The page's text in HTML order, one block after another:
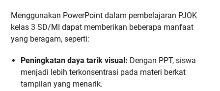
Menggunakan PowerPoint dalam pembelajaran PJOK
kelas 3 SD/MI dapat memberikan beberapa manfaat
yang beragam, seperti:
Peningkatan daya tarik visual: Dengan PPT, siswa
menjadi lebih terkonsentrasi pada materi berkat
tampilan yang menarik.